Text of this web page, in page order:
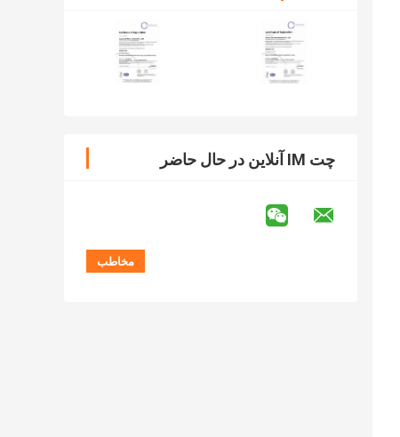
چت IM آنلاین در حال حاضر